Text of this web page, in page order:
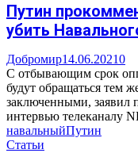
Путин
убить
Добромир14.06.20210
С отбывающим срок
будут обращаться тем
заключенными, заявил
интервью телеканалу
навальныйПутин
Статьи